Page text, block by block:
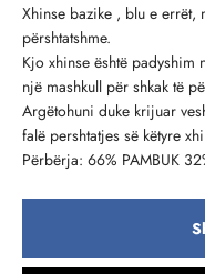
Xhinse bazike , blu e errët,
përshtatshme.
Kjo xhinse është
një mashkull për shkak të
Argëtohuni duke krijuar
falë pershtatjes së këtyre
Përbërja: 66% PAMBUK